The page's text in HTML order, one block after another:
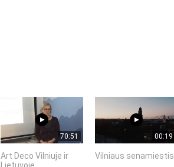
70:51
Art Deco Vilniuje ir
00:19
Vilniaus senamiestis